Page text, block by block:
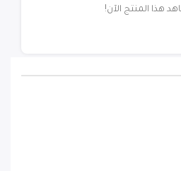
المنتج الآن!